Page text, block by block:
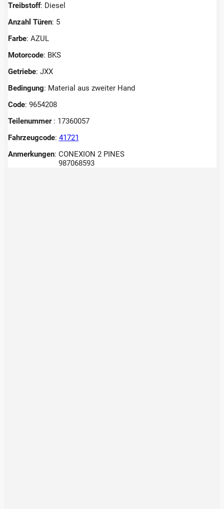
Treibstoff: Diesel
Anzahl Türen: 5
Farbe: AZUL
Motorcode: BKS
Getriebe: JXX
Bedingung: Material aus zweiter Hand
Code: 9654208
Teilenummer : 17360057
Fahrzeugcode: 41721
Anmerkungen: CONEXION 2 PINES
987068593